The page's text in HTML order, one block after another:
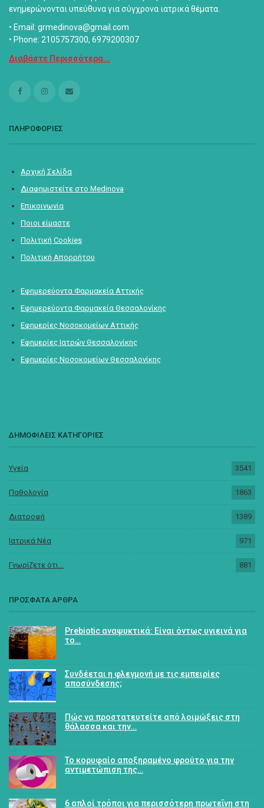
ενημερώνονται υπεύθυνα για σύγχρονα ιατρικά θέματα.
• Email: grmedinova@gmail.com
• Phone: 2105757300, 6979200307
Διαβάστε Περισσότερα...
ΠΛΗΡΟΦΟΡΙΕΣ
Αρχική Σελίδα
Διαφημιστείτε στο Medinova
Επικοινωνία
Ποιοι είμαστε
Πολιτική Cookies
Πολιτική Απορρήτου
Εφημερεύοντα Φαρμακεία Αττικής
Εφημερεύοντα Φαρμακεία Θεσσαλονίκης
Εφημερίες Νοσοκομείων Αττικής
Εφημερίες Ιατρών Θεσσαλονίκης
Εφημερίες Νοσοκομείων Θεσσαλονίκης
ΔΗΜΟΦΙΛΕΙΣ ΚΑΤΗΓΟΡΙΕΣ
Υγεία 3541
Παθολογία 1863
Διατροφή 1389
Ιατρικά Νέα 971
Γνωρίζετε ότι... 881
ΠΡΟΣΦΑΤΑ ΑΡΘΡΑ
Prebiotic αναψυκτικά: Είναι όντως υγιεινά για
το…
Συνδέεται η φλεγμονή με τις εμπειρίες
αποσύνδεσης;
Πώς να προστατευτείτε από λοιμώξεις στη
θάλασσα και την…
Το κορυφαίο αποξηραμένο φρούτο για την
αντιμετώπιση της…
6 απλοί τρόποι για περισσότερη πρωτεΐνη στη